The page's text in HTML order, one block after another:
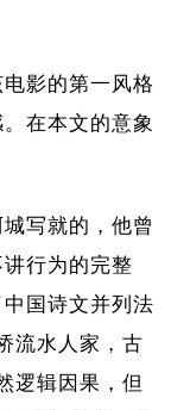
影的第一风格
在本文的意象
写就的，他曾
行为的完整
国诗文并列法
流水人家，古
逻辑因果，但